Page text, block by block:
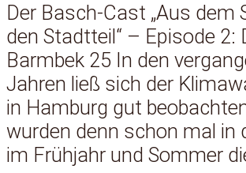
Der Basch-Cast „Aus dem
den Stadtteil“ – Episode 2:
Barmbek 25 In den
Jahren ließ sich der
in Hamburg gut
wurden denn schon mal in
im Frühjahr und Sommer